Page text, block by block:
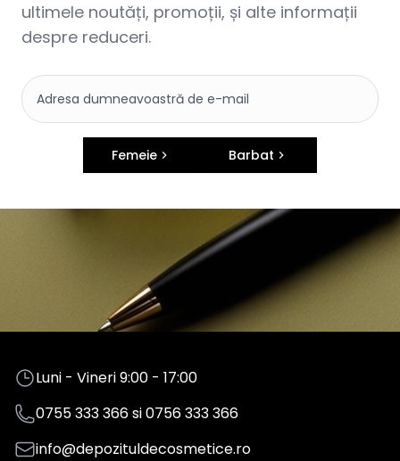
ultimele noutăți, promoții, și alte informații
despre reduceri.
Femeie Barbat
Luni - Vineri 9:00 - 17:00
0755 333 366si0756 333 366
info@depozituldecosmetice.ro